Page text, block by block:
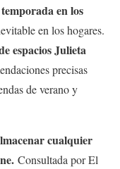
en los
en los hogares.
espacios Julieta
precisas
de verano y
cualquier
Consultada por El